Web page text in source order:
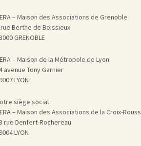
– Maison des Associations de Grenoble
Berthe de Boissieux
GRENOBLE
– Maison de la Métropole de Lyon
avenue Tony Garnier
LYON
siège social :
– Maison des Associations de la Croix-
rue Denfert-Rochereau
LYON